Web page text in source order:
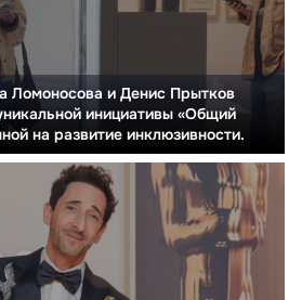
Ломоносова и Денис Прытков
инициативы «Общий
на развитие инклюзивности.